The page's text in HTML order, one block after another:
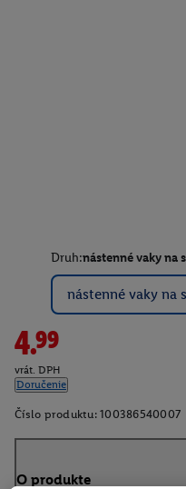
Druh:nástenné vaky na
nástenné vaky na
4.99
vrát. DPH
Doručenie
Číslo produktu: 100386540007
O produkte